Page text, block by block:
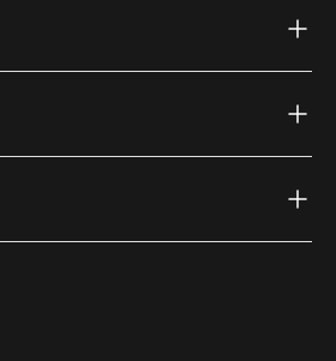
(external link)
Instagram (external link)
on Youtube (external